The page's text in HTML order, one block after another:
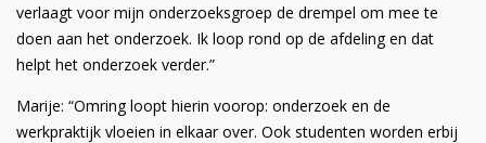
verlaagt voor mijn onderzoeksgroep de drempel om mee te
doen aan het onderzoek. Ik loop rond op de afdeling en dat
helpt het onderzoek verder.”
Marije: “Omring loopt hierin voorop: onderzoek en de
werkpraktijk vloeien in elkaar over. Ook studenten worden erbij